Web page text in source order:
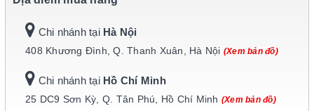
Chi nhánh tại Hà Nội
408 Khương Đình, Q. Thanh Xuân, Hà Nội (Xem bản đồ)
Chi nhánh tại Hồ Chí Minh
25 DC9 Sơn Kỳ, Q. Tân Phú, Hồ Chí Minh (Xem bản đồ)